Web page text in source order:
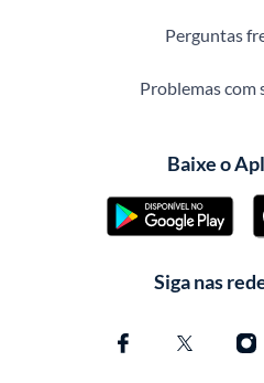
Perguntas
Problemas com
Baixe o
Siga nas